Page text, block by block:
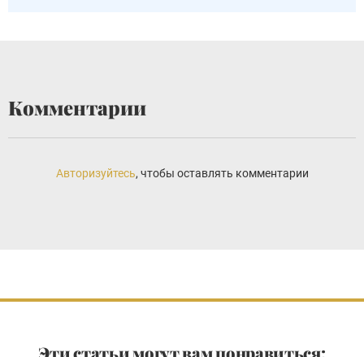
Комментарии
Авторизуйтесь, чтобы оставлять комментарии
Эти статьи могут вам понравиться: